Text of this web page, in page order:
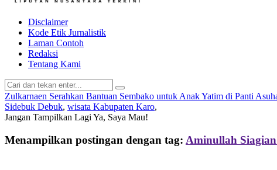
Disclaimer
Kode Etik Jurnalistik
Laman Contoh
Redaksi
Tentang Kami
Zulkarnaen Serahkan Bantuan Sembako untuk Anak Yatim di Panti
Sidebuk Debuk, wisata Kabupaten Karo,
Jangan Tampilkan Lagi Ya, Saya Mau!
Menampilkan postingan dengan tag: Aminullah